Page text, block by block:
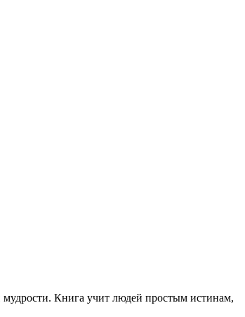
мудрости. Книга учит людей простым истинам,